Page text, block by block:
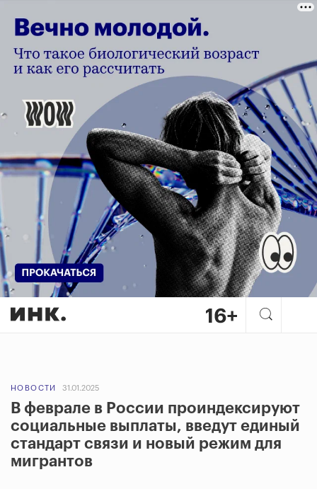
НОВОСТИ 31.01.2025
В феврале в России проиндексируют
социальные выплаты, введут единый
стандарт связи и новый режим для
мигрантов